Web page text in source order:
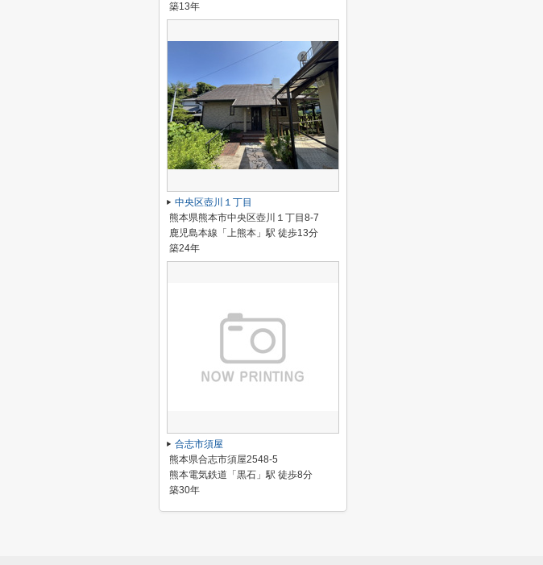
築13年
中央区壺川１丁目
熊本県熊本市中央区壺川１丁目8-7
鹿児島本線「上熊本」駅 徒歩13分
築24年
合志市須屋
熊本県合志市須屋2548-5
熊本電気鉄道「黒石」駅 徒歩8分
築30年